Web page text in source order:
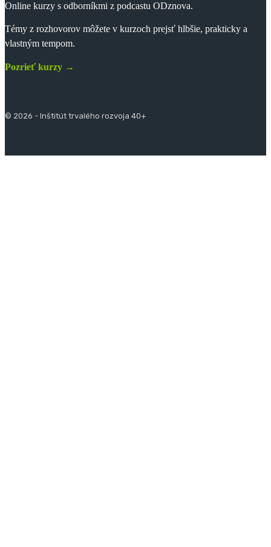
Online kurzy s odborníkmi z podcastu ODznova.
Témy z rozhovorov môžete v kurzoch prejsť hlbšie, prakticky a
vlastným tempom.
Pozrieť kurzy →
© 2026 - Inštitút trvalého rozvoja 40+